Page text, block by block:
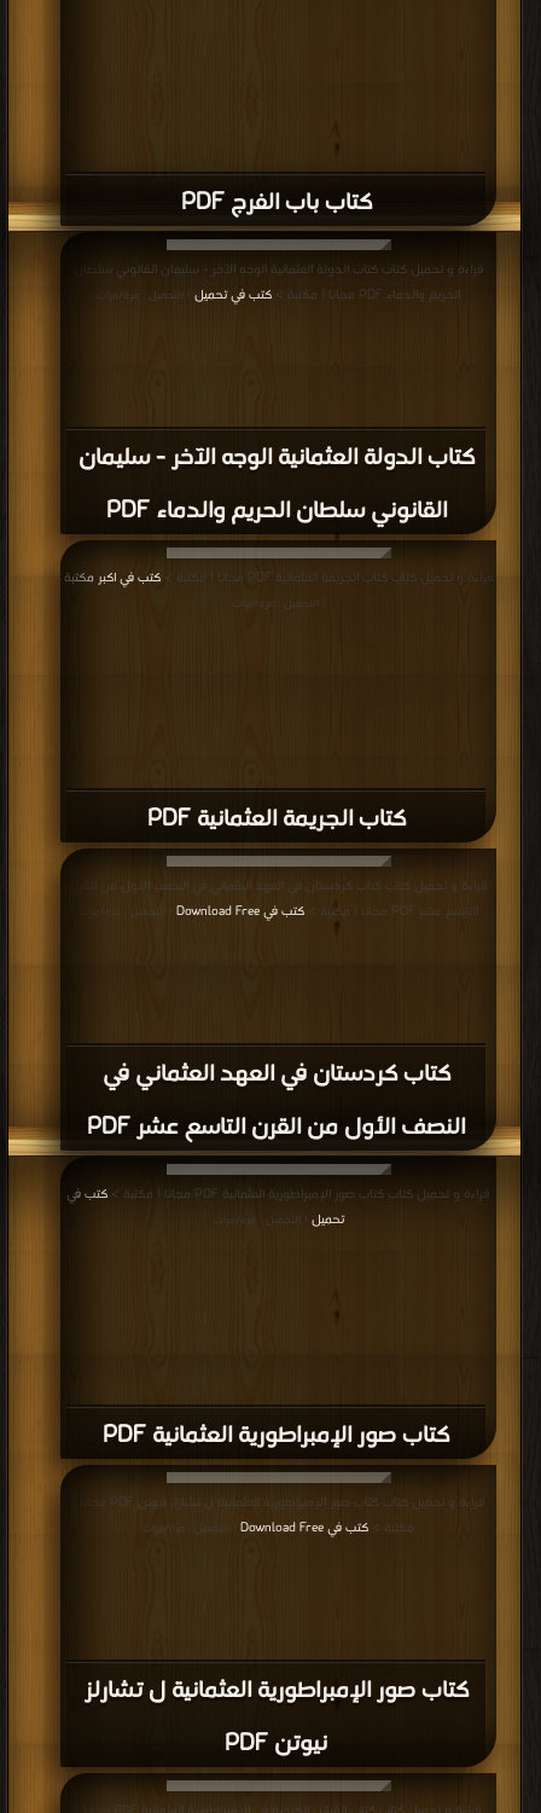
كتاب باب الفرج PDF
كتاب الدولة العثمانية الوجه الآخر - سليمان
القانوني سلطان الحريم والدماء PDF
قراءة و تحميل كتاب كتاب الدولة العثمانية الوجه الآخر - سليمان القانوني سلطان
الحريم والدماء PDF مجانا | مكتبة >
كتب في تحميل | التحميل : مرة/مرات
كتاب الجريمة العثمانية PDF
قراءة و تحميل كتاب كتاب الجريمة العثمانية PDF مجانا | مكتبة > كتب في اكبر مكتبة
| التحميل : مرة/مرات
كتاب كردستان في العهد العثماني في
النصف الأول من القرن التاسع عشر PDF
قراءة و تحميل كتاب كتاب كردستان في العهد العثماني في النصف الأول من القرن
التاسع عشر PDF مجانا | مكتبة >
كتب في Download Free | التحميل : مرة/مرات
كتاب صور الإمبراطورية العثمانية PDF
قراءة و تحميل كتاب كتاب صور الإمبراطورية العثمانية PDF مجانا | مكتبة >
كتب في
تحميل
| التحميل : مرة/مرات
كتاب صور الإمبراطورية العثمانية ل تشارلز
نيوتن PDF
قراءة و تحميل كتاب كتاب صور الإمبراطورية العثمانية ل تشارلز نيوتن PDF مجانا |
مكتبة > كتب في Download Free | التحميل : مرة/مرات